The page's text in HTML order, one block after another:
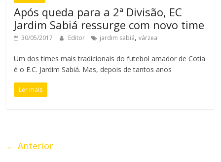
Após queda para a 2ª Divisão, EC
Jardim Sabiá ressurge com novo time
30/05/2017 Editor jardim sabiá,várzea
Um dos times mais tradicionais do futebol amador de Cotia
é o E.C. Jardim Sabiá. Mas, depois de tantos anos
Ler mais
← Anterior